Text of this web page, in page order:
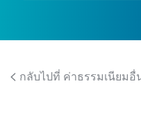
กลับไปที่ ค่าธรรมเนียมอื่